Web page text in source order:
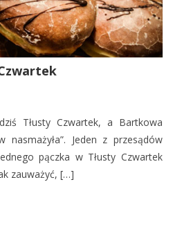
Tłusty Czwartek, a Bartkowa
nasmażyła”. Jeden z przesądów
pączka w Tłusty Czwartek
zauważyć, […]